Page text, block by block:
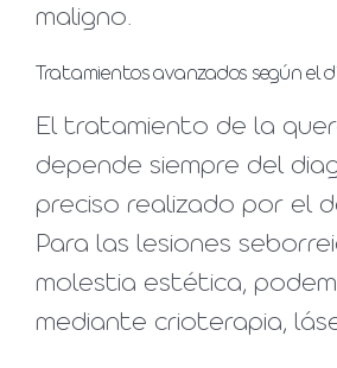
maligno.
Tratamientos avanzados según el
El tratamiento de la
depende siempre del
preciso realizado por el
Para las lesiones
molestia estética,
mediante crioterapia,